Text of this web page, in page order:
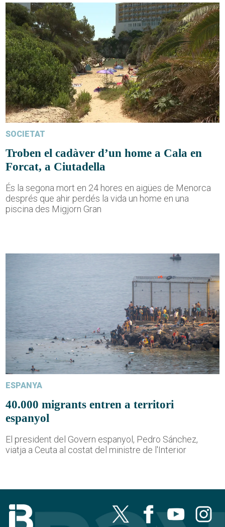
SOCIETAT
Troben el cadàver d’un home a Cala en
Forcat, a Ciutadella
És la segona mort en 24 hores en aigües de Menorca
després que ahir perdés la vida un home en una
piscina des Migjorn Gran
ESPANYA
40.000 migrants entren a territori
espanyol
El president del Govern espanyol, Pedro Sánchez,
viatja a Ceuta al costat del ministre de l'Interior